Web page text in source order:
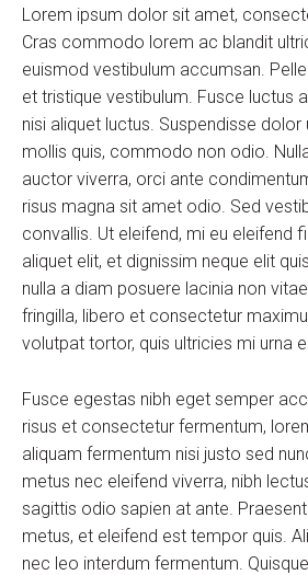
Lorem ipsum dolor sit amet,
Cras commodo lorem ac blandit
euismod vestibulum accumsan.
et tristique vestibulum. Fusce luctus
nisi aliquet luctus. Suspendisse
mollis quis, commodo non odio.
auctor viverra, orci ante
risus magna sit amet odio. Sed
convallis. Ut eleifend, mi eu eleifend
aliquet elit, et dignissim neque elit
nulla a diam posuere lacinia non
fringilla, libero et consectetur
volutpat tortor, quis ultricies mi urna
Fusce egestas nibh eget semper
risus et consectetur fermentum,
aliquam fermentum nisi justo sed
metus nec eleifend viverra, nibh
sagittis odio sapien at ante.
metus, et eleifend est tempor quis.
nec leo interdum fermentum.